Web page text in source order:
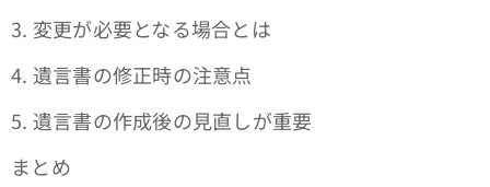
3. 変更が必要となる場合とは
4. 遺言書の修正時の注意点
5. 遺言書の作成後の見直しが重要
まとめ